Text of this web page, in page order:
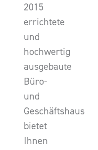
2015
errichtete
und
hochwertig
ausgebaute
Büro-
und
Geschäftshaus
bietet
Ihnen